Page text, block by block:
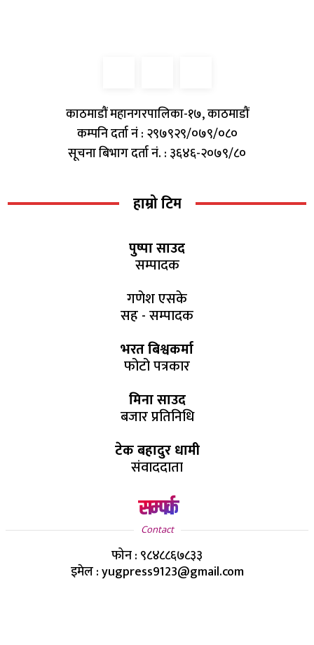
काठमाडौं महानगरपालिका-१७, काठमाडौं
कम्पनि दर्ता नं : २९७९२९/०७९/०८०
सूचना बिभाग दर्ता नं. : ३६४६-२०७९/८०
हाम्रो टिम
पुष्पा साउद
सम्पादक
गणेश एसके
सह - सम्पादक
भरत बिश्वकर्मा
फोटो पत्रकार
मिना साउद
बजार प्रतिनिधि
टेक बहादुर धामी
संवाददाता
सम्पर्क
Contact
फोन : ९८४८८६७८३३
इमेल : yugpress9123@gmail.com